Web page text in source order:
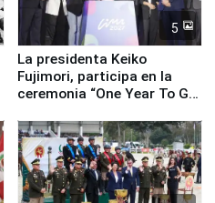
5
La presidenta Keiko
Fujimori, participa en la
ceremonia “One Year To Go